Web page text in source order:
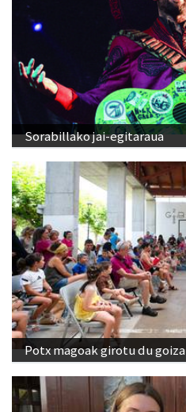
Sorabillako jai-egitaraua
Potx magoak girotu du goiza